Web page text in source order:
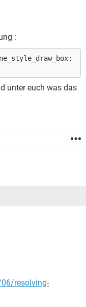
:
unter euch was das
resolving-